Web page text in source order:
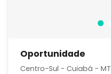
Oportunidade
Centro-Sul - Cuiabá - MT